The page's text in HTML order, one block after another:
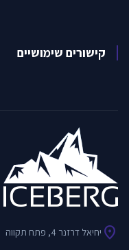
קישורים שימושיים
location_on יחיאל דרזנר 4, פתח תקווה